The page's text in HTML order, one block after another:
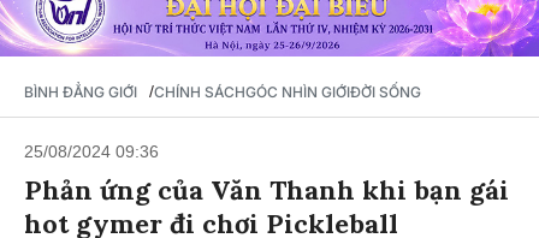
BÌNH ĐẲNG GIỚI /CHÍNH SÁCHGÓC NHÌN GIỚIĐỜI SỐNG
25/08/2024 09:36
Phản ứng của Văn Thanh khi bạn gái
hot gymer đi chơi Pickleball